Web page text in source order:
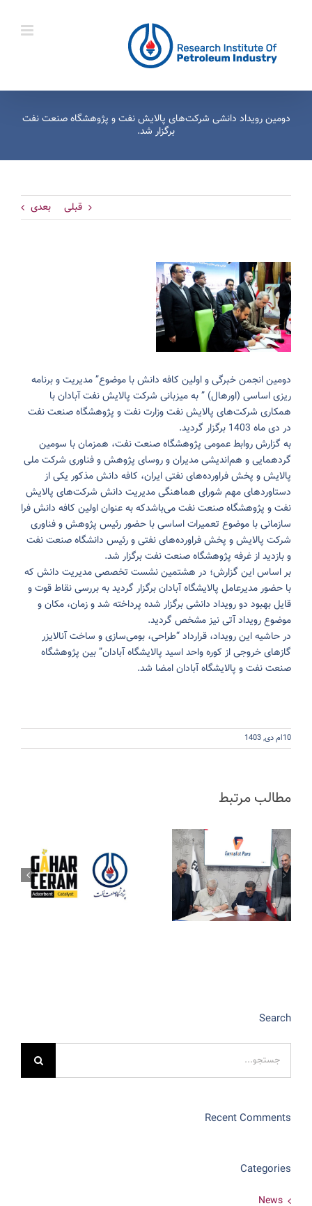
دومین رویداد دانشی شرکت‌های پالایش نفت و پژوهشگاه صنعت نفت
برگزار شد.
قبلی بعدی
View
Larger
Image
دومین انجمن خبرگی و اولین کافه دانش با موضوع” مدیریت و برنامه
ریزی اساسی (اورهال) ” به میزبانی شرکت پالایش نفت آبادان با
همکاری شرکت‌های پالایش نفت وزارت نفت و پژوهشگاه صنعت نفت
در دی ماه 1403 برگزار گردید.
به گزارش روابط عمومی پژوهشگاه صنعت نفت، همزمان با سومین
گردهمایی و هم‌اندیشی مدیران و روسای پژوهش و فناوری شرکت ملی
پالایش و پخش فراورده‌های نفتی ایران، کافه دانش مذکور یکی از
دستاورد‌های مهم شورای هماهنگی مدیریت دانش شرکت‌های پالایش
نفت و پژوهشگاه صنعت نفت می‌باشدکه به عنوان اولین کافه دانش فرا
سازمانی با موضوع تعمیرات اساسی با حضور رئیس پژوهش و فناوری
شرکت پالایش و پخش فراورده‌های نفتی و رئیس دانشگاه صنعت نفت
و بازدید از غرفه پژوهشگاه صنعت نفت برگزار شد.
بر اساس این گزارش؛ در هشتمین نشست تخصصی مدیریت دانش که
با حضور مدیرعامل پالایشگاه آبادان برگزار گردید به بررسی نقاط قوت و
قایل بهبود دو رویداد دانشی برگزار شده پرداخته شد و زمان، مکان و
موضوع رویداد آتی نیز مشخص گردید.
در حاشیه این رویداد، قرارداد “طراحی، بومی‌سازی و ساخت آنالایزر
گاز‌های خروجی از کوره واحد اسید پالایشگاه آبادان” بین پژوهشگاه
صنعت نفت و پالایشگاه آبادان امضا شد.
10ام دی, 1403
مطالب مرتبط
Search
برای:
Recent Comments
Categories
News